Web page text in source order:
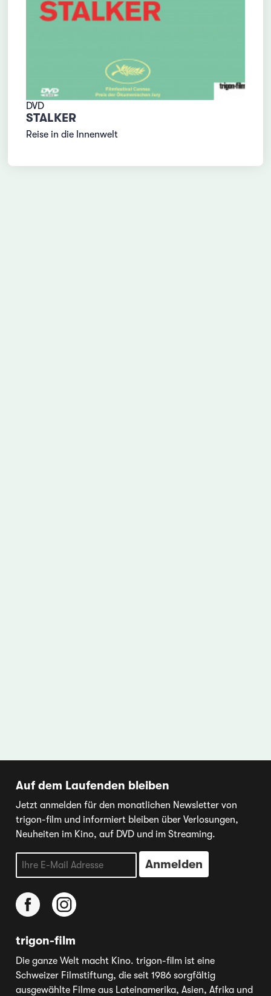
DVD
STALKER
Reise in die Innenwelt
Auf dem Laufenden bleiben
Jetzt anmelden für den monatlichen Newsletter von
trigon-film und informiert bleiben über Verlosungen,
Neuheiten im Kino, auf DVD und im Streaming.
trigon-film
Die ganze Welt macht Kino. trigon-film ist eine
Schweizer Filmstiftung, die seit 1986 sorgfältig
ausgewählte Filme aus Lateinamerika, Asien, Afrika und